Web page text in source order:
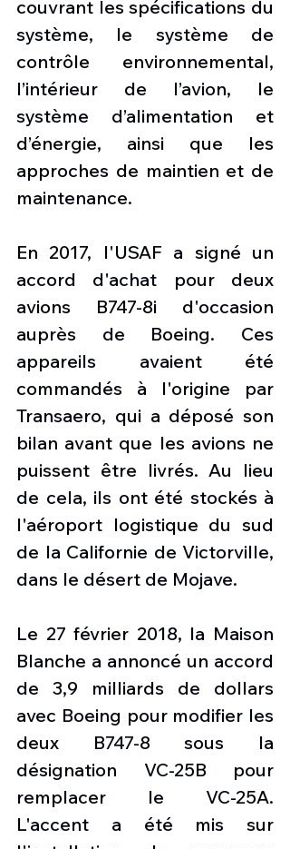
couvrant les spécifications du
système, le système de
contrôle environnemental,
l’intérieur de l’avion, le
système d’alimentation et
d’énergie, ainsi que les
approches de maintien et de
maintenance.
En 2017, l'USAF a signé un
accord d'achat pour deux
avions B747-8i d'occasion
auprès de Boeing. Ces
appareils avaient été
commandés à l'origine par
Transaero, qui a déposé son
bilan avant que les avions ne
puissent être livrés. Au lieu
de cela, ils ont été stockés à
l'aéroport logistique du sud
de la Californie de Victorville,
dans le désert de Mojave.
Le 27 février 2018, la Maison
Blanche a annoncé un accord
de 3,9 milliards de dollars
avec Boeing pour modifier les
deux B747-8 sous la
désignation VC-25B pour
remplacer le VC-25A.
L'accent a été mis sur